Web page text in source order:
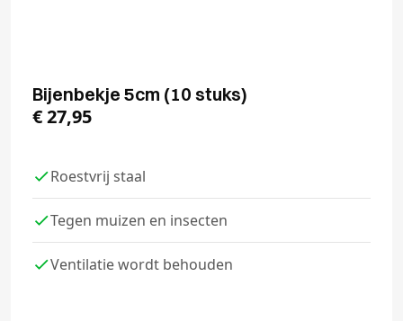
Bijenbekje 5cm (10 stuks)
€27,95
Roestvrij staal
Tegen muizen en insecten
Ventilatie wordt behouden